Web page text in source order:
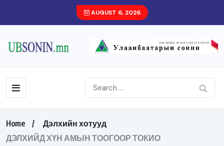
AUGUST 6, 2026
Home
Дэлхийн хотууд
ДЭЛХИЙД ХҮН АМЫН ТООГООР ТОКИО